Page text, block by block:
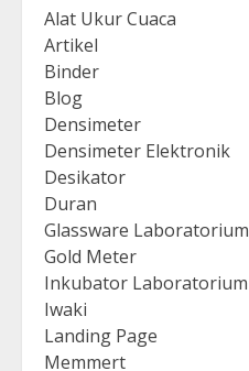
Alat Ukur Cuaca
Artikel
Binder
Blog
Densimeter
Densimeter Elektronik
Desikator
Duran
Glassware Laboratorium
Gold Meter
Inkubator Laboratorium
Iwaki
Landing Page
Memmert